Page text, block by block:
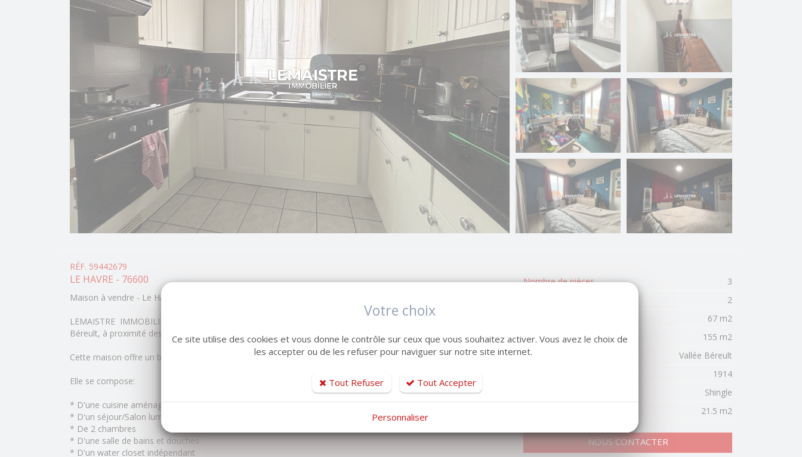
RÉF. 59442679
LE HAVRE - 76600
Maison à vendre - Le Havre - 70 m² - 2 chambres
LEMAISTRE IMMOBILIER vous propose cette agréable maison en briques située au Havre, secteur Vallée
Béreult, à proximité des écoles, commerces et axes principaux.
Cette maison offre un beau potentiel après rafraîchissement.
Elle se compose:
* D'une cuisine aménagée et équipée donnant sur une terrasse de 16 m2
* D'un séjour/Salon lumineux
* De 2 chambres
* D'une salle de bains et douches
* D'un water closet indépendant
Nombre de pièces
3
2
67 m2
Surface terrain
155 m2
Secteur
Vallée Béreult
1914
Shingle
21.5 m2
NOUS CONTACTER
Votre choix
Ce site utilise des cookies et vous donne le contrôle sur ceux que vous souhaitez activer. Vous avez le choix de
les accepter ou de les refuser pour naviguer sur notre site internet.
Tout Refuser Tout Accepter
Personnaliser